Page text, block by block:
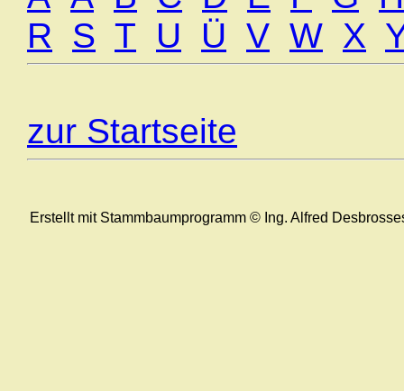
R
S T U Ü V W X
zur Startseite
Erstellt mit Stammbaumprogramm © Ing. Alfred